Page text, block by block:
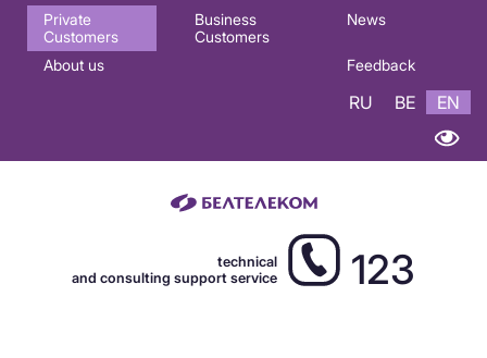
Основная
навигация
Private
Customers
Business
Customers
News
About us Feedback
RU BE EN
technical
and consulting support service
123